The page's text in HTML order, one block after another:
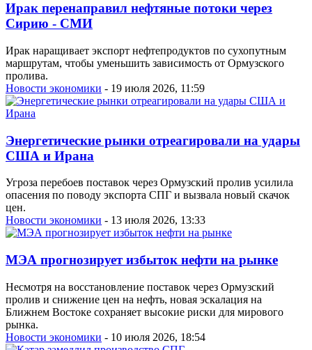
Ирак перенаправил нефтяные потоки через
Сирию - СМИ
Ирак наращивает экспорт нефтепродуктов по сухопутным
маршрутам, чтобы уменьшить зависимость от Ормузского
пролива.
Новости экономики - 19 июля 2026, 11:59
Энергетические рынки отреагировали на удары
США и Ирана
Угроза перебоев поставок через Ормузский пролив усилила
опасения по поводу экспорта СПГ и вызвала новый скачок
цен.
Новости экономики - 13 июля 2026, 13:33
МЭА прогнозирует избыток нефти на рынке
Несмотря на восстановление поставок через Ормузский
пролив и снижение цен на нефть, новая эскалация на
Ближнем Востоке сохраняет высокие риски для мирового
рынка.
Новости экономики - 10 июля 2026, 18:54